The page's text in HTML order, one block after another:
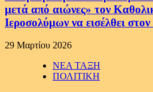
μετά από αιώνες» τον
Ιεροσολύμων να εισέλθει
29 Μαρτίου 2026
ΝΕΑ ΤΑΞΗ
ΠΟΛΙΤΙΚΗ